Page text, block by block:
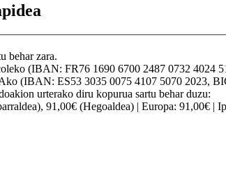
behar zara.
ko (IBAN: FR76 1690 6700 2487 0732 4024
ko (IBAN: ES53 3035 0075 4107 5070 2023,
urterako diru kopurua sartu behar duzu:
91,00€ (Hegoaldea) | Europa: 91,00€ |